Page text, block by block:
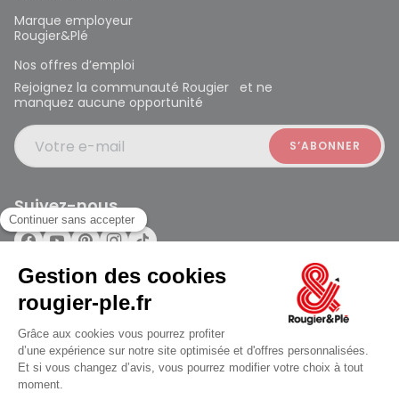
ouvert à 10:00
Marque employeur
Rougier&Plé
Nos offres d’emploi
Rejoignez la communauté Rougier et ne
manquez aucune opportunité
Votre e-mail
Suivez-nous
Rougier et Plé 2024 Copyright
Mentions légales